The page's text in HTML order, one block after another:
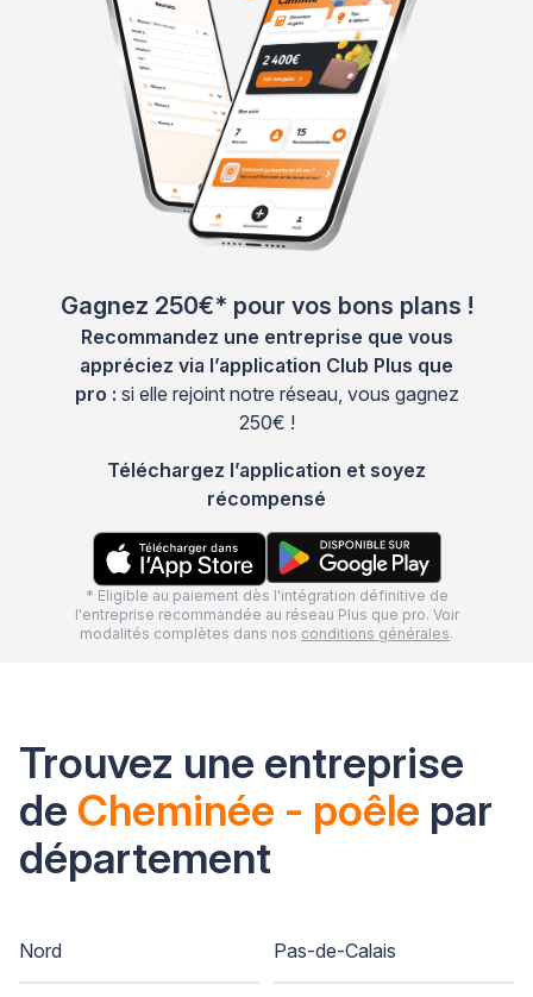
Gagnez 250€* pour vos bons plans !
Recommandez une entreprise que vous
appréciez via l’application Club Plus que
pro : si elle rejoint notre réseau, vous gagnez
250€ !
Téléchargez l’application et soyez
récompensé
* Eligible au paiement dès l'intégration définitive de
l'entreprise recommandée au réseau Plus que pro. Voir
modalités complètes dans nos conditions générales.
Trouvez une entreprise
de Cheminée - poêle par
département
Nord Pas-de-Calais